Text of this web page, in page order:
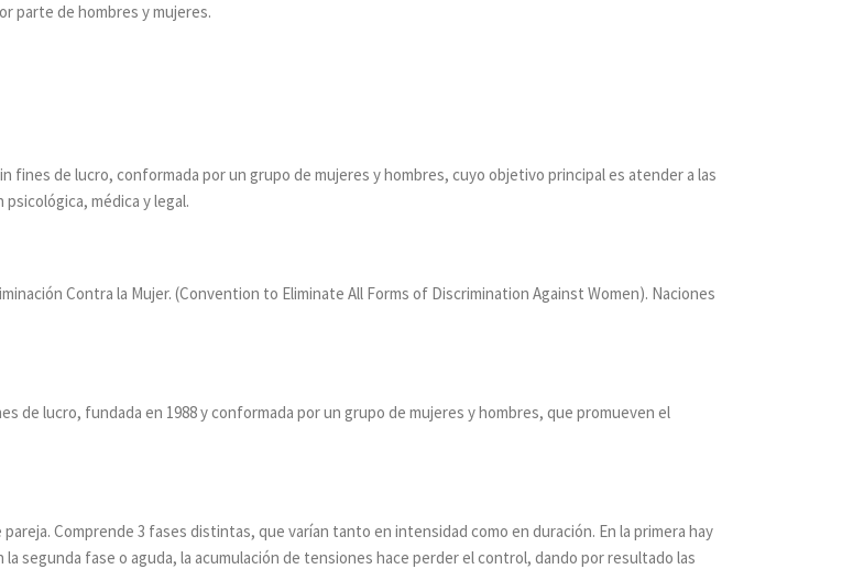
parte de hombres y mujeres.
fines de lucro, conformada por un grupo de mujeres y hombres, cuyo objetivo principal es atender a las
médica y legal.
Contra la Mujer. (Convention to Eliminate All Forms of Discrimination Against Women). Naciones
de lucro, fundada en 1988 y conformada por un grupo de mujeres y hombres, que promueven el
Comprende 3 fases distintas, que varían tanto en intensidad como en duración. En la primera hay
segunda fase o aguda, la acumulación de tensiones hace perder el control, dando por resultado las